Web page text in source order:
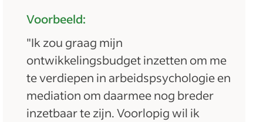
Voorbeeld:
"Ik zou graag mijn
ontwikkelingsbudget inzetten om me
te verdiepen in arbeidspsychologie en
mediation om daarmee nog breder
inzetbaar te zijn. Voorlopig wil ik